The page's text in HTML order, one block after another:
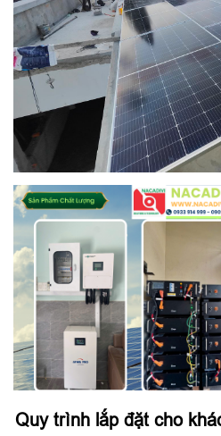
Quy trình lắp đặt cho